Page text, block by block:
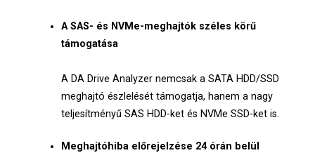
A SAS- és NVMe-meghajtók széles körű
támogatása
A DA Drive Analyzer nemcsak a SATA HDD/SSD
meghajtó észlelését támogatja, hanem a nagy
teljesítményű SAS HDD-ket és NVMe SSD-ket is.
Meghajtóhiba előrejelzése 24 órán belül